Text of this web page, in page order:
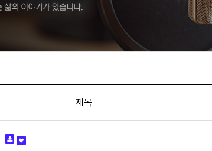
제목